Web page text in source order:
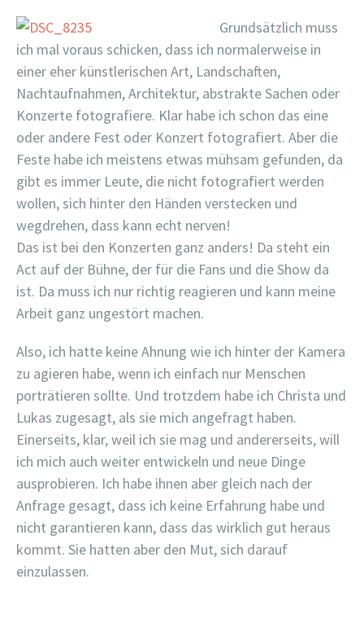
Grundsätzlich muss
ich mal voraus schicken, dass ich normalerweise in
einer eher künstlerischen Art, Landschaften,
Nachtaufnahmen, Architektur, abstrakte Sachen oder
Konzerte fotografiere. Klar habe ich schon das eine
oder andere Fest oder Konzert fotografiert. Aber die
Feste habe ich meistens etwas mühsam gefunden, da
gibt es immer Leute, die nicht fotografiert werden
wollen, sich hinter den Händen verstecken und
wegdrehen, dass kann echt nerven!
Das ist bei den Konzerten ganz anders! Da steht ein
Act auf der Bühne, der für die Fans und die Show da
ist. Da muss ich nur richtig reagieren und kann meine
Arbeit ganz ungestört machen.
Also, ich hatte keine Ahnung wie ich hinter der Kamera
zu agieren habe, wenn ich einfach nur Menschen
porträtieren sollte. Und trotzdem habe ich Christa und
Lukas zugesagt, als sie mich angefragt haben.
Einerseits, klar, weil ich sie mag und andererseits, will
ich mich auch weiter entwickeln und neue Dinge
ausprobieren. Ich habe ihnen aber gleich nach der
Anfrage gesagt, dass ich keine Erfahrung habe und
nicht garantieren kann, dass das wirklich gut heraus
kommt. Sie hatten aber den Mut, sich darauf
einzulassen.